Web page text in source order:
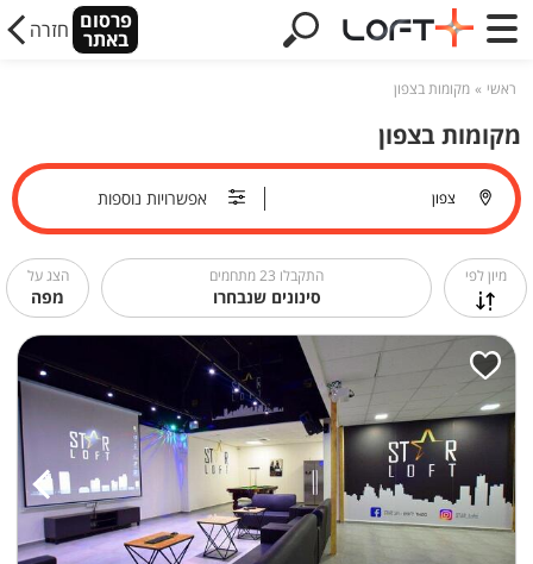
פרסום
באתר חזרה
ראשי מקומות בצפון
מקומות בצפון
אפשרויות נוספות
מיון לפי התקבלו 23מתחמים
סינונים שנבחרו
הצג על
מפה